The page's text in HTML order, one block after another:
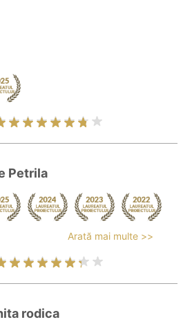
Petrila
Arată mai multe >>
rodica